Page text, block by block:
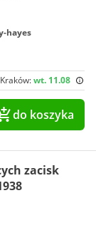
hayes
Kraków:wt. 11.08
do koszyka
zacisk